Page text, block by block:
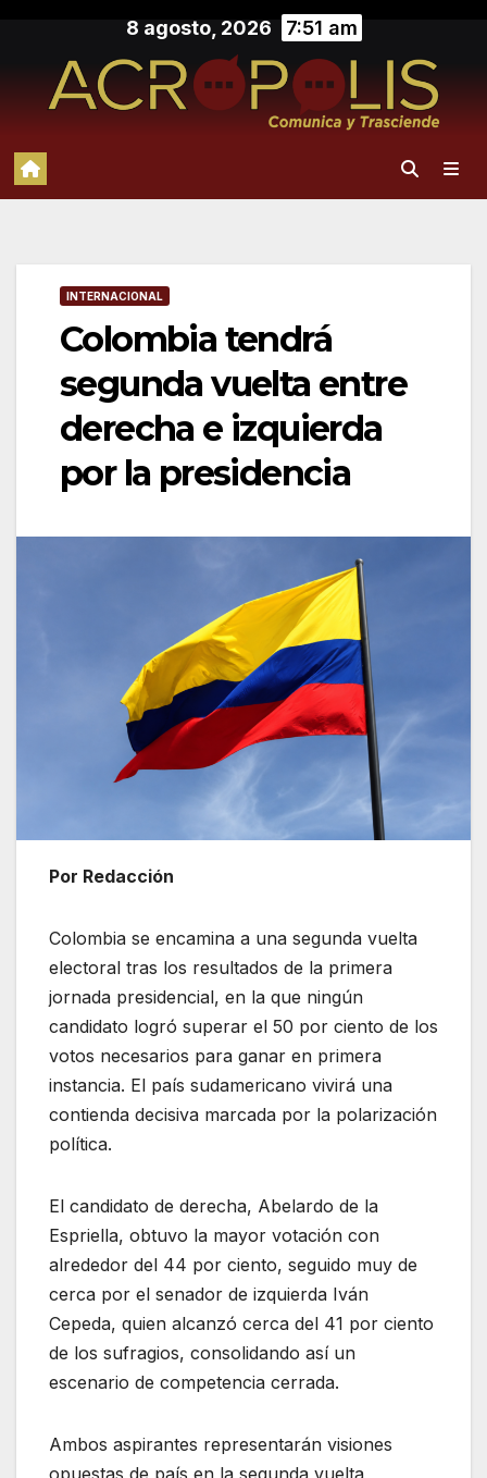
contenido
8 agosto, 2026 7:51 am
INTERNACIONAL
Colombia tendrá
segunda vuelta entre
derecha e izquierda
por la presidencia
Por Redacción
Colombia se encamina a una segunda vuelta
electoral tras los resultados de la primera
jornada presidencial, en la que ningún
candidato logró superar el 50 por ciento de los
votos necesarios para ganar en primera
instancia. El país sudamericano vivirá una
contienda decisiva marcada por la polarización
política.
El candidato de derecha, Abelardo de la
Espriella, obtuvo la mayor votación con
alrededor del 44 por ciento, seguido muy de
cerca por el senador de izquierda Iván
Cepeda, quien alcanzó cerca del 41 por ciento
de los sufragios, consolidando así un
escenario de competencia cerrada.
Ambos aspirantes representarán visiones
opuestas de país en la segunda vuelta